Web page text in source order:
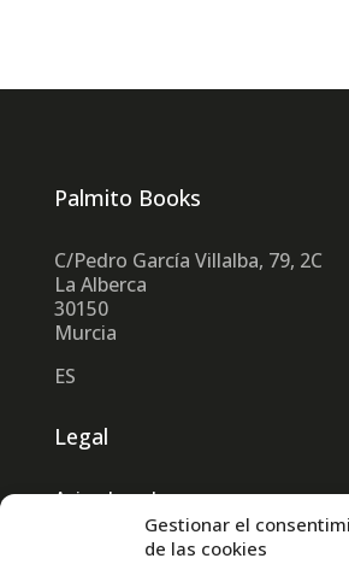
Gestionar el
de las cookies
Palmito Books
C/Pedro García Villalba, 79, 2C
La Alberca
30150
Murcia
ES
Legal
Aviso Legal
Política de Privacidad